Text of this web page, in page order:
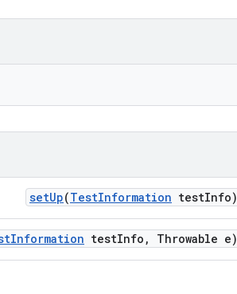
setUp(TestInformation testInfo)
Information testInfo , Throwable e)